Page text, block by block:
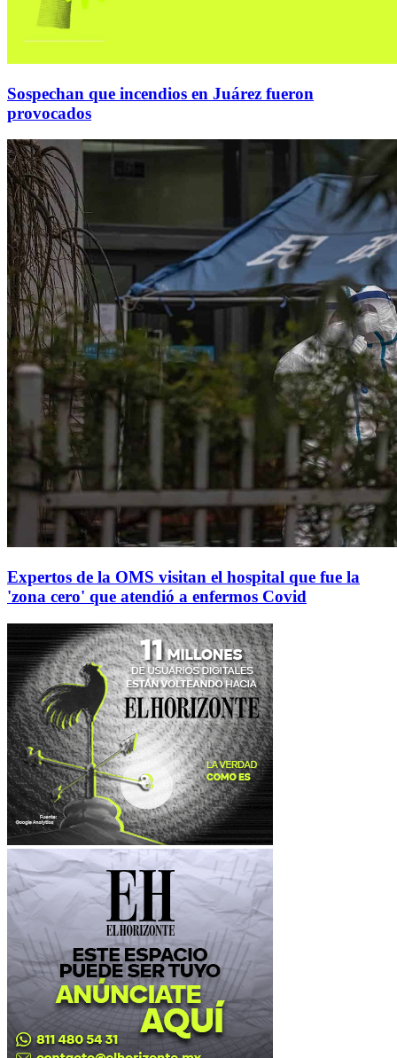
Sospechan que incendios en Juárez fueron
provocados
Expertos de la OMS visitan el hospital que fue la
'zona cero' que atendió a enfermos Covid